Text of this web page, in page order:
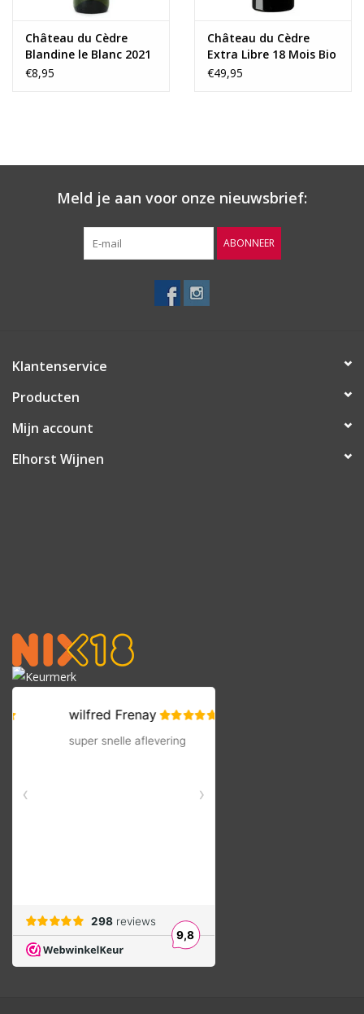
Château du Cèdre
Blandine le Blanc 2021
€8,95
Château du Cèdre
Extra Libre 18 Mois Bio
2018
€49,95
Meld je aan voor onze nieuwsbrief:
ABONNEER
Klantenservice
Producten
Mijn account
Elhorst Wijnen